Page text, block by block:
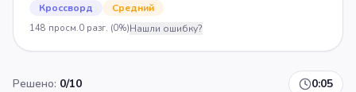
Кроссворд Средний
148 просм.0 разг. (0%)Нашли ошибку?
Решено: 0/10 0:05